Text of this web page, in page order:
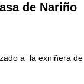
de Nariño
a la exniñera de